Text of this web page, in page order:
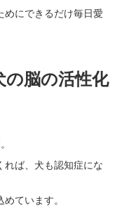
めにできるだけ毎日愛
脳の活性化
ば、犬も認知症にな
ています。